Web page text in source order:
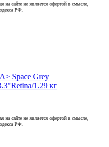
на сайте не является офертой в смысле,
РФ.
Space Grey
1.29 кг
на сайте не является офертой в смысле,
РФ.